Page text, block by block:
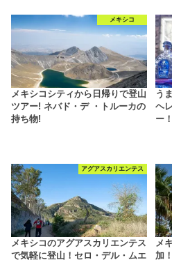
メキシコ
メキシコシティから日帰りで登山
ツアー! ネバド・デ ・トルーカの
持ち物!
う
ヘ
ー！
アグアスカリエンテス
メキシコのアグアスカリエンテス
で気軽に登山！セロ・デル・ムエ
メ
加